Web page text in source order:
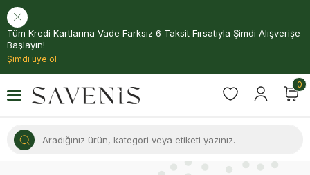
Tüm Kredi Kartlarına Vade Farksız 6 Taksit Fırsatıyla Şimdi Alışverişe
Başlayın!
Şimdi üye ol
0